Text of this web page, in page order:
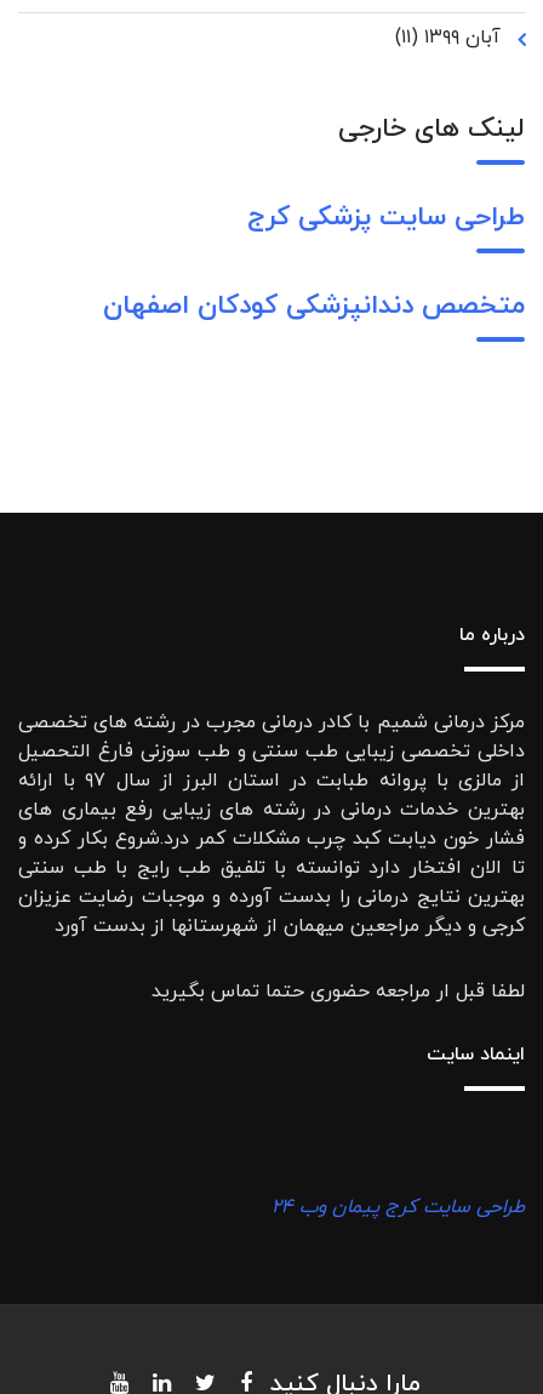
آبان ۱۳۹۹
(۱۱)
لینک های خارجی
طراحی سایت پزشکی کرج
متخصص دندانپزشکی کودکان اصفهان
درباره ما
مرکز درمانی شمیم با کادر درمانی مجرب در رشته های تخصصی
داخلی تخصصی زیبایی طب سنتی و طب سوزنی فارغ التحصیل
از مالزی با پروانه طبابت در استان البرز از سال ۹۷ با ارائه
بهترین خدمات درمانی در رشته‌ های زیبایی رفع بیماری های
فشار خون دیابت کبد چرب مشکلات کمر درد.شروع بکار کرده و
تا الان افتخار دارد توانسته با تلفیق طب رایج با طب سنتی
بهترین نتایج درمانی را بدست آورده و موجبات رضایت عزیزان
کرجی و دیگر مراجعین میهمان از شهرستانها از بدست آورد
لطفا قبل ار مراجعه حضوری حتما تماس بگیرید
اینماد سایت
طراحی سایت کرج پیمان وب ۲۴
مارا دنبال کنید